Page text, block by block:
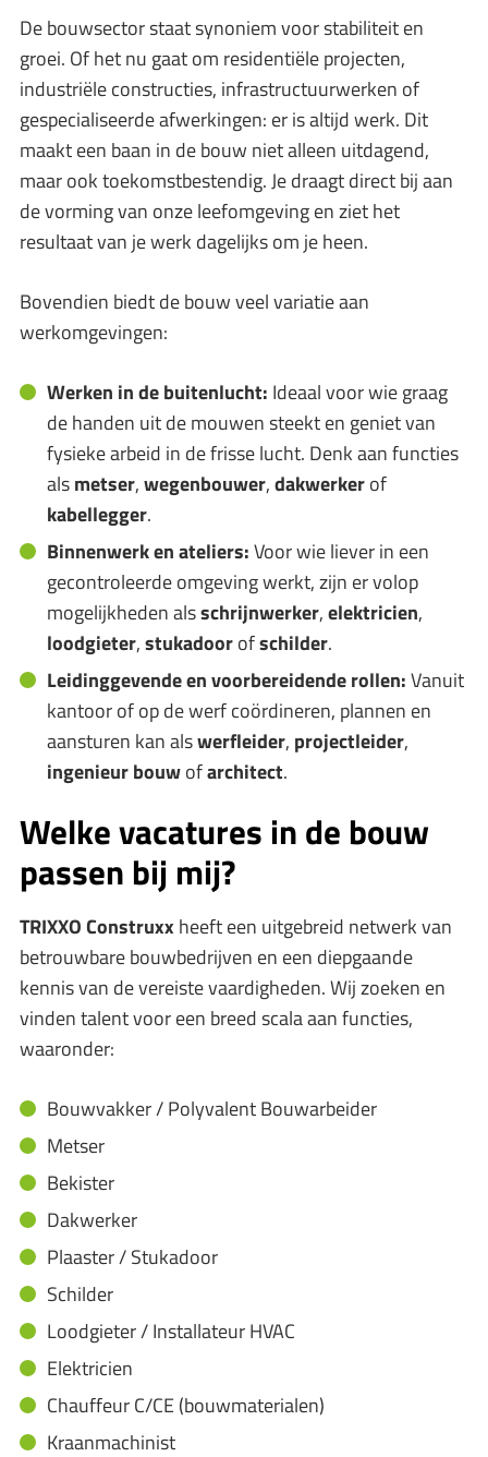
De bouwsector staat synoniem voor stabiliteit en
groei. Of het nu gaat om residentiële projecten,
industriële constructies, infrastructuurwerken of
gespecialiseerde afwerkingen: er is altijd werk. Dit
maakt een baan in de bouw niet alleen uitdagend,
maar ook toekomstbestendig. Je draagt direct bij aan
de vorming van onze leefomgeving en ziet het
resultaat van je werk dagelijks om je heen.
Bovendien biedt de bouw veel variatie aan
werkomgevingen:
Werken in de buitenlucht: Ideaal voor wie graag
de handen uit de mouwen steekt en geniet van
fysieke arbeid in de frisse lucht. Denk aan functies
alsmetser,wegenbouwer,dakwerkerof
kabellegger.
Binnenwerk en ateliers:Voor wie liever in een
gecontroleerde omgeving werkt, zijn er volop
mogelijkheden alsschrijnwerker,elektricien,
loodgieter,stukadoorofschilder.
Leidinggevende en voorbereidende rollen:Vanuit
kantoor of op de werf coördineren, plannen en
aansturen kan alswerfleider, projectleider,
ingenieur bouwofarchitect.
Welke vacatures in de bouw
passen bij mij?
TRIXXO Construxx heeft een uitgebreid netwerk van
betrouwbare bouwbedrijven en een diepgaande
kennis van de vereiste vaardigheden. Wij zoeken en
vinden talent voor een breed scala aan functies,
waaronder:
Bouwvakker / Polyvalent Bouwarbeider
Metser
Bekister
Dakwerker
Plaaster / Stukadoor
Schilder
Loodgieter / Installateur HVAC
Elektricien
Chauffeur C/CE (bouwmaterialen)
Kraanmachinist